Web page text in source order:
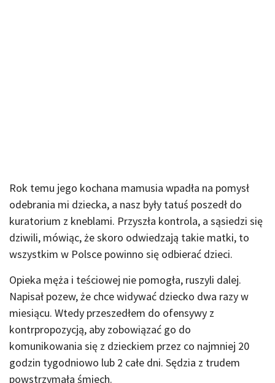
Rok temu jego kochana mamusia wpadła na pomysł
odebrania mi dziecka, a nasz były tatuś poszedł do
kuratorium z kneblami. Przyszła kontrola, a sąsiedzi się
dziwili, mówiąc, że skoro odwiedzają takie matki, to
wszystkim w Polsce powinno się odbierać dzieci.
Opieka męża i teściowej nie pomogła, ruszyli dalej.
Napisał pozew, że chce widywać dziecko dwa razy w
miesiącu. Wtedy przeszedłem do ofensywy z
kontrpropozycją, aby zobowiązać go do
komunikowania się z dzieckiem przez co najmniej 20
godzin tygodniowo lub 2 całe dni. Sędzia z trudem
powstrzymała śmiech.